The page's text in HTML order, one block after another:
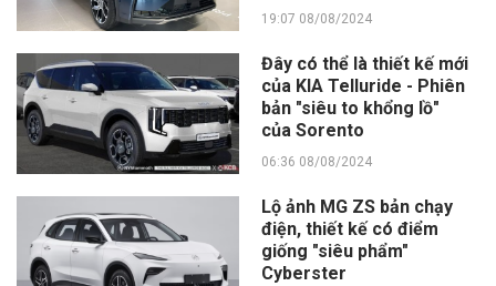
19:07 08/08/2024
Đây có thể là thiết kế mới
của KIA Telluride - Phiên
bản "siêu to khổng lồ"
của Sorento
06:36 08/08/2024
Lộ ảnh MG ZS bản chạy
điện, thiết kế có điểm
giống "siêu phẩm"
Cyberster